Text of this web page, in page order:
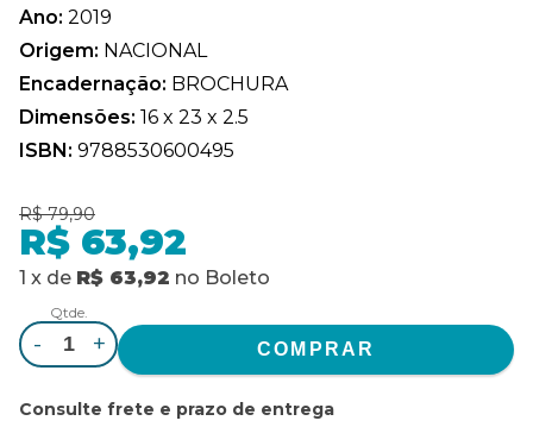
Ano: 2019
Origem: NACIONAL
Encadernação: BROCHURA
Dimensões: 16 x 23 x 2.5
ISBN: 9788530600495
R$ 79,90
R$ 63,92
1 x de R$ 63,92 no Boleto
Qtde.
- +
Consulte frete e prazo de entrega